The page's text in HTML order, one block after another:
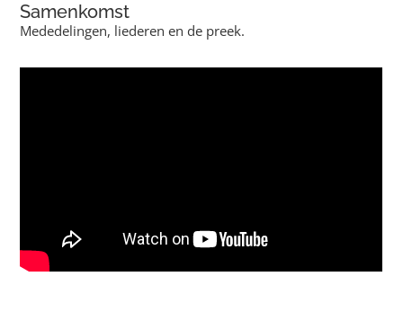
Samenkomst
Mededelingen, liederen en de preek.